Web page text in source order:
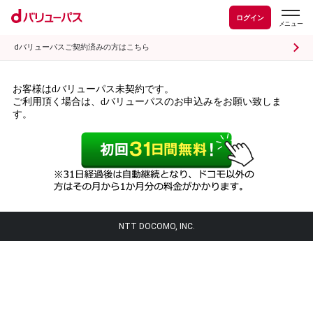
ログイン
dバリューパスご契約済みの方はこちら
お客様はdバリューパス未契約です。
ご利用頂く場合は、dバリューパスのお申込みをお願い致しま
す。
NTT DOCOMO, INC.